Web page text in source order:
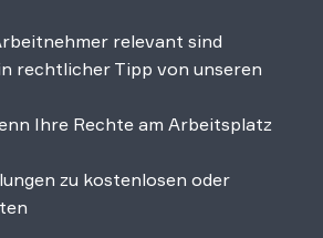
relevant sind
rechtlicher Tipp von unseren
Ihre Rechte am Arbeitsplatz
zu kostenlosen oder